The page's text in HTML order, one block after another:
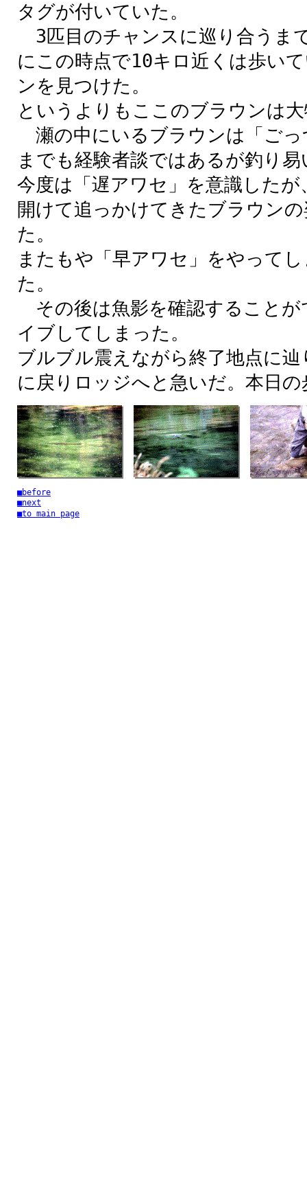
タグが付いていた。
3匹目のチャンスに巡り合うま
にこの時点で10キロ近くは歩い
ンを見つけた。
というよりもここのブラウンは
瀬の中にいるブラウンは「ご
までも経験者談ではあるが釣り
今度は「遅アワセ」を意識した
開けて追っかけてきたブラウン
た。
またもや「早アワセ」をやって
た。
その後は魚影を確認すること
イブしてしまった。
ブルブル震えながら終了地点に
に戻りロッジへと急いだ。本日
■before
■next
■to main page